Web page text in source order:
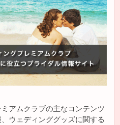
アムクラブの主なコンテンツ
ウェディンググッズに関する